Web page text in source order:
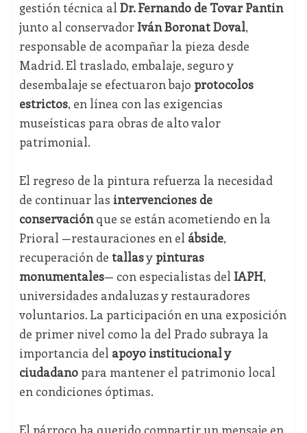
gestión técnica al Dr. Fernando de Tovar Pantin
junto al conservador Iván Boronat Doval,
responsable de acompañar la pieza desde
Madrid. El traslado, embalaje, seguro y
desembalaje se efectuaron bajo protocolos
estrictos, en línea con las exigencias
museísticas para obras de alto valor
patrimonial.
El regreso de la pintura refuerza la necesidad
de continuar las intervenciones de
conservaciónque se están acometiendo en la
Prioral —restauraciones en el ábside,
recuperación de tallasy pinturas
monumentales— con especialistas del IAPH,
universidades andaluzas y restauradores
voluntarios. La participación en una exposición
de primer nivel como la del Prado subraya la
importancia del apoyo institucional y
ciudadanopara mantener el patrimonio local
en condiciones óptimas.
El párroco ha querido compartir un mensaje en